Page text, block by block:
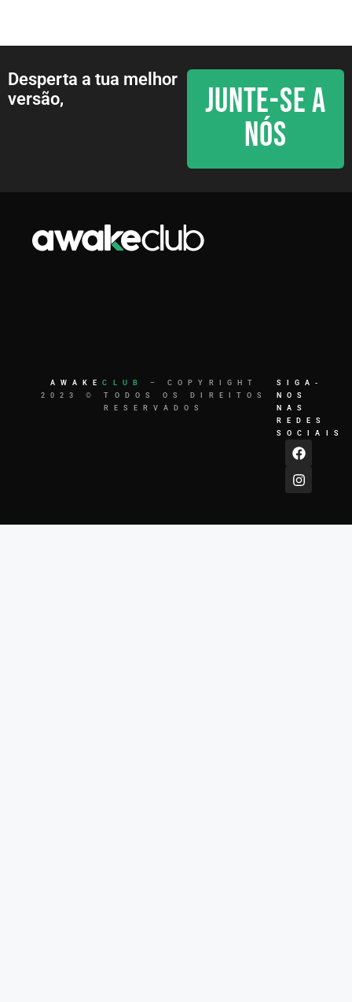
Desperta a tua melhor
versão,
JUNTE-SE A
NÓS
AWAKECLUB
– COPYRIGHT
2023 © TODOS OS DIREITOS
RESERVADOS
SIGA-
NOS
NAS
REDES
SOCIAIS